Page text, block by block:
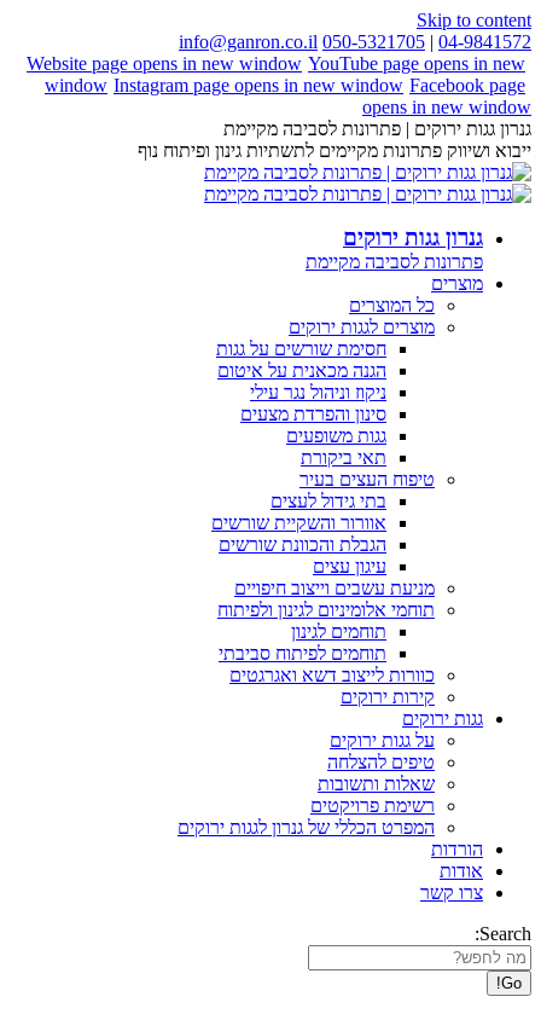
Skip to content
04-9841572
|
050-5321705
info@ganron.co.il
Website page opens in new window YouTube page opens in new
window Instagram page opens in new window Facebook page
opens in new window
גנרון גגות ירוקים | פתרונות לסביבה מקיימת
ייבוא ושיווק פתרונות מקיימים לתשתיות גינון ופיתוח נוף
גנרון גגות ירוקים
פתרונות לסביבה מקיימת
מוצרים
כל המוצרים
מוצרים לגגות ירוקים
חסימת שורשים על גגות
הגנה מכאנית על איטום
ניקוז וניהול נגר עילי
סינון והפרדת מצעים
גגות משופעים
תאי ביקורת
טיפוח העצים בעיר
בתי גידול לעצים
אוורור והשקיית שורשים
הגבלת והכוונת שורשים
עיגון עצים
מניעת עשבים וייצוב חיפויים
תוחמי אלומיניום לגינון ולפיתוח
תוחמים לגינון
תוחמים לפיתוח סביבתי
כוורות לייצוב דשא ואגרגטים
קירות ירוקים
גגות ירוקים
על גגות ירוקים
טיפים להצלחה
שאלות ותשובות
רשימת פרויקטים
המפרט הכללי של גנרון לגגות ירוקים
הורדות
אודות
צרו קשר
Search: